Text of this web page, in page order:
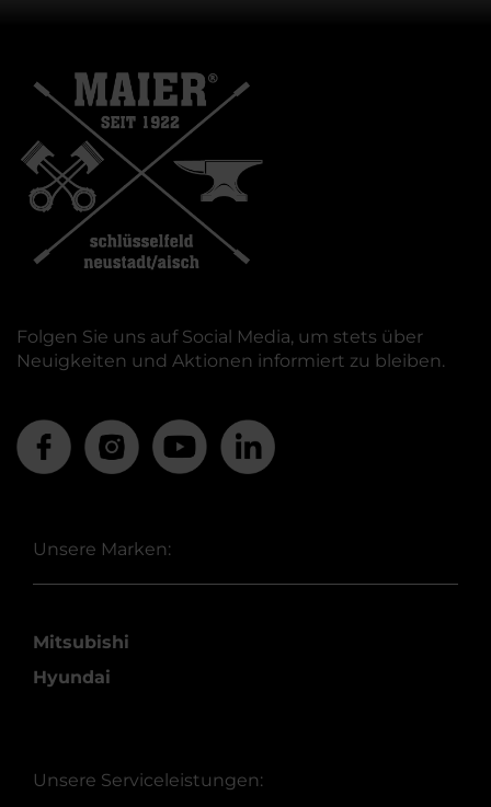
Folgen Sie uns auf Social Media, um stets über
Neuigkeiten und Aktionen informiert zu bleiben.
Unsere Marken:
Mitsubishi
Hyundai
Unsere Serviceleistungen: